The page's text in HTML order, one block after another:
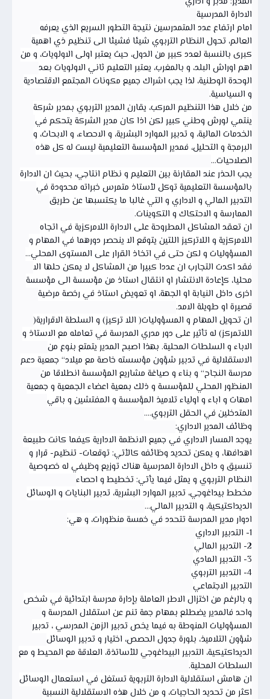
الادارة المدرسية
امام ارتفاع عدد المتمدرسين نتيجة التطور السريع الذي يعرفه
العالم، تحول النظام التربوي شيئا فشيئا الى تنظيم ذي اهمية
كبرى بالنسبة لعدد كبير من الدول، حيث يعتبر اولى الاولويات، و من
اهم اوراش البلد، و بالمغرب، يعتبر التعليم ثاني الاولويات بعد
الوحدة الوطنية، لذا يجب اشراك جميع مكونات المجتمع الاقتصادية
و السياسية.
من خلال هذا التنظيم المركب، يقارن المدير التربوي بمدير شركة
ينتمي لورش وطني كبير لكن اذا كان مدير الشركة يتحكم في
الخدمات المالية، و تدبير الموارد البشرية، و الاحصاء، و الابحاث، و
البرمجة و التحليل، فمدير المؤسسة التعليمية ليست له كل هذه
الصلاحيات...
يجب الحذر عند المقارنة بين التعليم و نظام انتاجي، بحيث ان الادارة
بالمؤسسة التعليمية توكل لأستاذ متمرس خبراته محدودة في
التدبير المالي و الاداري و التي غالبا ما يكتسبها عن طريق
الممارسة و الاحتكاك و التكوينات.
ان تعقد المشاكل المطروحة على الادارة اللامركزية في اتجاه
اللامركزية و اللاتركيز اللتين يتوقع الا ينحصر دورهما في المهام و
المسؤوليات و لكن حتى في اتخاذ القرار على المستوى المحلي...
فقد اكدت التجارب ان عددا كبيرا من المشاكل لا يمكن حلها الا
محليا، كإعادة الانتشار او انتقال استاذ من مؤسسة الى مؤسسة
اخرى داخل النيابة او الجهة، او تعويض استاذ في رخصة مرضية
قصيرة او طويلة الامد.
ان تحويل المهام و المسؤوليات( اللا تركيز) و السلطة الاقرارية(
اللاتمركز) له تأثير على دور مدري المدرسة في تعامله مع الاستاذ و
الاباء و السلطات المحلية. بهذا اصبح المدير يتمتع بنوع من
الاستقلالية في تدبير شؤون مؤسسته خاصة مع ميلاد“ جمعية دعم
مدرسة النجاح“ و بناء و صياغة مشاريع المؤسسة انطلاقا من
المنظور المحلي للمؤسسة و ذلك بمعية اعضاء الجمعية و جمعية
امهات و اباء و اولياء تلاميذ المؤسسة و المفتشين و باقي
المتدخلين في الحقل التربوي....
وظائف المدير الاداري:
يوجد المسار الاداري في جميع الانظمة الادارية كيفما كانت طبيعة
اهدافها، و يمكن تحديد وظائفه كالأتي: توقعات- تنظيم- قرار و
تنسيق و داخل الادارة المدرسية هناك توزيع وظيفي له خصوصية
النظام التربوي و يمثل فيما يأتي: تخطيط و احصاء
مخطط بيداغوجي، تدبير الموارد البشرية، تدبير البنايات و الوسائل
الديداكتيكية، و التدبير المالي...
ادوار مدير المدرسة تتحدد في خمسة منظورات، و هي:
1- التدبير الاداري
2- التدبير المالي
3- التدبير المادي
4- التدبير التربوي
التدبير الاجتماعي
و بالرغم من اختزال الاطر العاملة بإدارة مدرسة ابتدائية في شخص
واحد فالمدير يضطلع بمهام جمة تنم عن استقلال المدرسة و
المسؤوليات المنوطة به فيما يخص تدبير الزمن المدرسي ، تدبير
شؤون التلاميذ، بلورة جدول الحصص، اختيار و تدبير الوسائل
الديداكتيكية، التدبير البيداغوجي للأساتذة، العلاقة مع المحيط و مع
السلطات المحلية.
ان هامش استقلالية الادارة التربوية تستغل في استعمال الوسائل
اكثر من تحديد الحاجيات، و من خلال هذه الاستقلالية النسبية